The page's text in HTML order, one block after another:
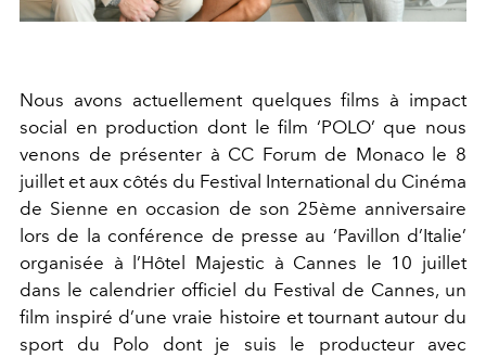
Nous avons actuellement quelques films à impact
social en production dont le film ‘POLO’ que nous
venons de présenter à CC Forum de Monaco le 8
juillet et aux côtés du Festival International du Cinéma
de Sienne en occasion de son 25ème anniversaire
lors de la conférence de presse au ‘Pavillon d’Italie’
organisée à l’Hôtel Majestic à Cannes le 10 juillet
dans le calendrier officiel du Festival de Cannes, un
film inspiré d’une vraie histoire et tournant autour du
sport du Polo dont je suis le producteur avec